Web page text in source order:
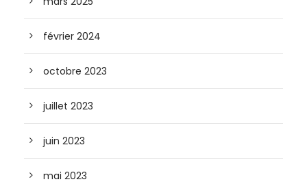
février 2024
octobre 2023
juillet 2023
juin 2023
mai 2023